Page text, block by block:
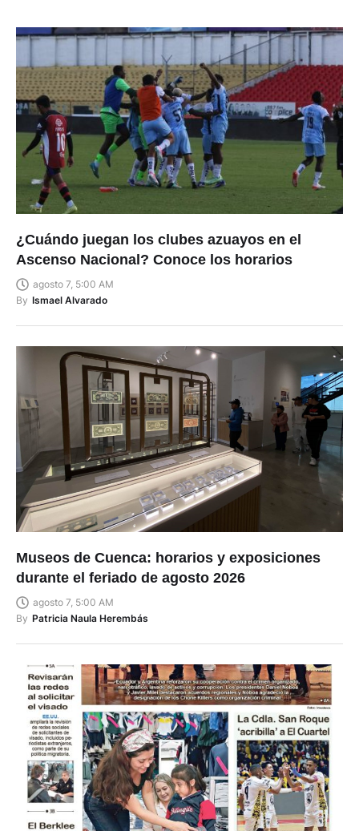
¿Cuándo juegan los clubes azuayos en el
Ascenso Nacional? Conoce los horarios
agosto 7, 5:00 AM
By Ismael Alvarado
Museos de Cuenca: horarios y exposiciones
durante el feriado de agosto 2026
agosto 7, 5:00 AM
By Patricia Naula Herembás